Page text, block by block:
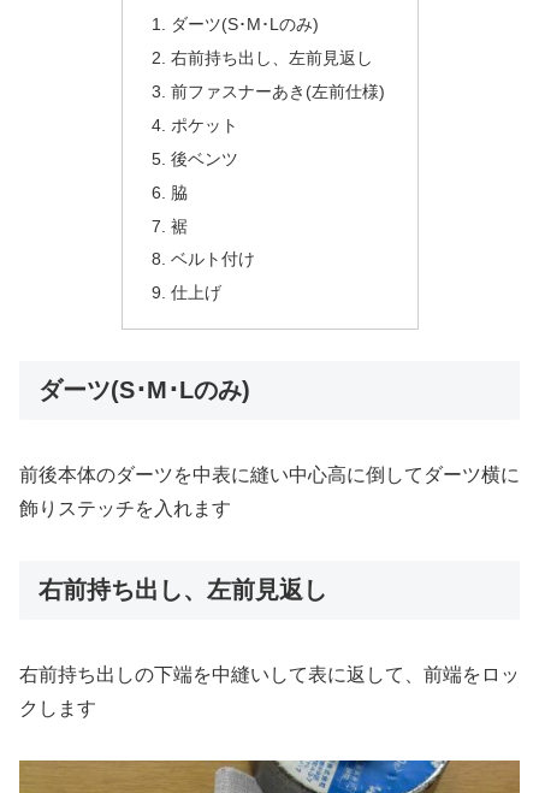
ダーツ(S･M･Lのみ)
右前持ち出し、左前見返し
前ファスナーあき(左前仕様)
ポケット
後ベンツ
脇
裾
ベルト付け
仕上げ
ダーツ(S･M･Lのみ)
前後本体のダーツを中表に縫い中心高に倒してダーツ横に
飾りステッチを入れます
右前持ち出し、左前見返し
右前持ち出しの下端を中縫いして表に返して、前端をロッ
クします